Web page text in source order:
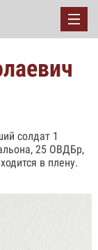
солдат 1
25 ОВДБр,
в плену.